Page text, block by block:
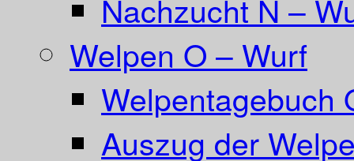
Nachzucht N –
Welpen O – Wurf
Welpentagebuch
Auszug der